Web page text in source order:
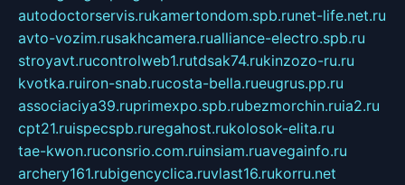
autodoctorservis.rukamertondom.spb.runet-life.net.ru
avto-vozim.rusakhcamera.rualliance-electro.spb.ru
stroyavt.rucontrolweb1.rutdsak74.rukinzozo-ru.ru
kvotka.ruiron-snab.rucosta-bella.rueugrus.pp.ru
associaciya39.ruprimexpo.spb.rubezmorchin.ruia2.ru
cpt21.ruispecspb.ruregahost.rukolosok-elita.ru
tae-kwon.ruconsrio.com.ruinsiam.ruavegainfo.ru
archery161.rubigencyclica.ruvlast16.rukorru.net